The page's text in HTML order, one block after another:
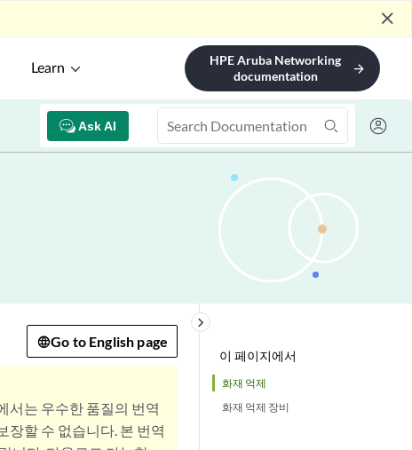
close
Learn
HPE Aruba Networking
documentation
arrow_forward
Ask AI
이 페이지에서
화재 억제
화재 억제 장비
keyboard_arrow_right
Go to English page
서는 우수한 품질의 번역
장할 수 없습니다. 본 번역